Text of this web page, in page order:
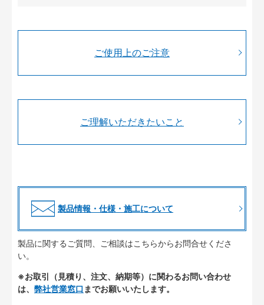
ご使用上のご注意
ご理解いただきたいこと
製品情報・仕様・施工について
製品に関するご質問、ご相談はこちらからお問合せくださ
い。
※お取引（見積り、注文、納期等）に関わるお問い合わせ
は、 弊社営業窓口 までお願いいたします。